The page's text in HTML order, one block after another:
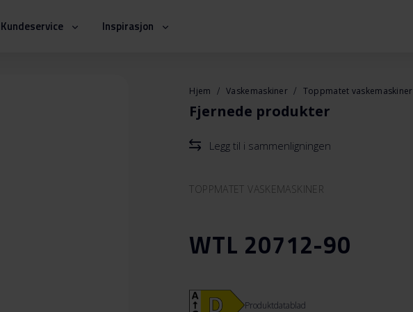
Kundeservice Inspirasjon
Hjem Vaskemaskiner Toppmatet vaskemaskiner
Fjernede produkter
Legg til i sammenligningen
TOPPMATET VASKEMASKINER
WTL 20712-90
Produktdatablad